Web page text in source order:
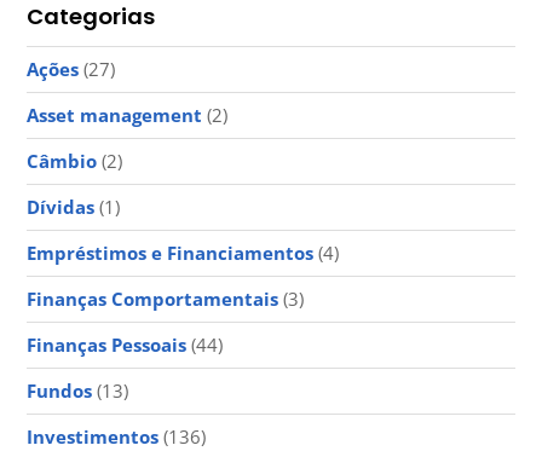
Categorias
Ações (27)
Asset management (2)
Câmbio (2)
Dívidas (1)
Empréstimos e Financiamentos (4)
Finanças Comportamentais (3)
Finanças Pessoais (44)
Fundos (13)
Investimentos (136)